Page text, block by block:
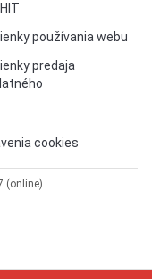
používania webu
predaja
cookies
(online)